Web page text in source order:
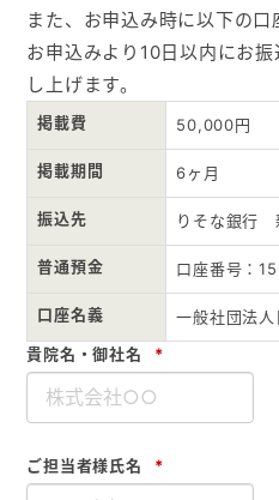
年次大会・イベント
世界のトレンド
入会ご案内
お問い合わせ
ログイン
また、お申込み時に以下の口
お申込みより10日以内にお
し上げます。
掲載費 50,000円
掲載期間 6ヶ月
振込先 りそな銀行
普通預金 口座番号：
口座名義
一般社団法
貴院名・御社名
*
ご担当者様氏名 *